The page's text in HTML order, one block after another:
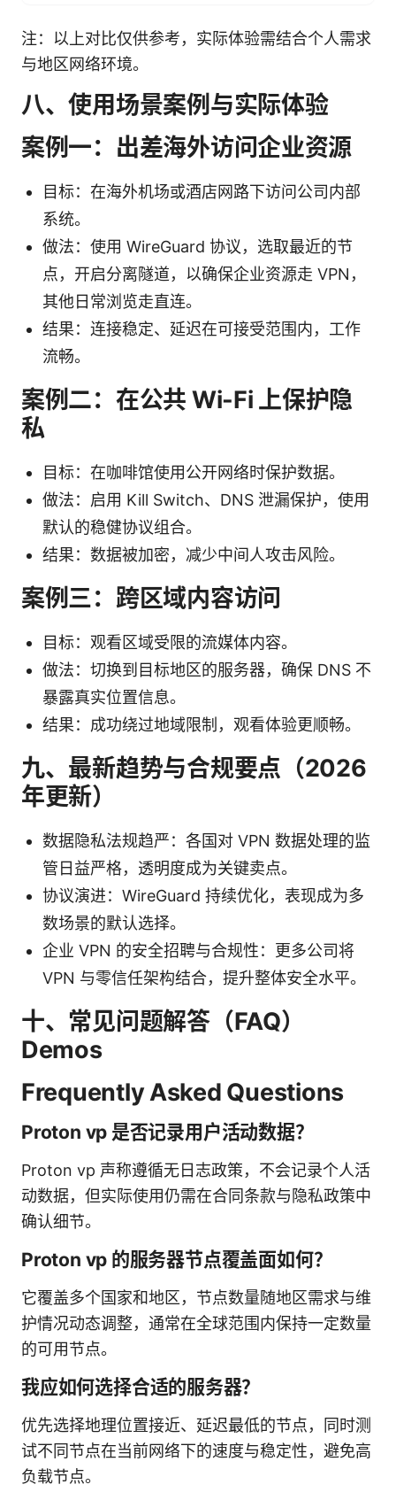
注：以上对比仅供参考，实际体验需结合个人需求
与地区网络环境。
八、使用场景案例与实际体验
案例一：出差海外访问企业资源
目标：在海外机场或酒店网路下访问公司内部
系统。
做法：使用 WireGuard 协议，选取最近的节
点，开启分离隧道，以确保企业资源走 VPN，
其他日常浏览走直连。
结果：连接稳定、延迟在可接受范围内，工作
流畅。
案例二：在公共 Wi-Fi 上保护隐
私
目标：在咖啡馆使用公开网络时保护数据。
做法：启用 Kill Switch、DNS 泄漏保护，使用
默认的稳健协议组合。
结果：数据被加密，减少中间人攻击风险。
案例三：跨区域内容访问
目标：观看区域受限的流媒体内容。
做法：切换到目标地区的服务器，确保 DNS 不
暴露真实位置信息。
结果：成功绕过地域限制，观看体验更顺畅。
九、最新趋势与合规要点（2026
年更新）
数据隐私法规趋严：各国对 VPN 数据处理的监
管日益严格，透明度成为关键卖点。
协议演进：WireGuard 持续优化，表现成为多
数场景的默认选择。
企业 VPN 的安全招聘与合规性：更多公司将
VPN 与零信任架构结合，提升整体安全水平。
十、常见问题解答（FAQ）
Demos
Frequently Asked Questions
Proton vp 是否记录用户活动数据？
Proton vp 声称遵循无日志政策，不会记录个人活
动数据，但实际使用仍需在合同条款与隐私政策中
确认细节。
Proton vp 的服务器节点覆盖面如何？
它覆盖多个国家和地区，节点数量随地区需求与维
护情况动态调整，通常在全球范围内保持一定数量
的可用节点。
我应如何选择合适的服务器？
优先选择地理位置接近、延迟最低的节点，同时测
试不同节点在当前网络下的速度与稳定性，避免高
负载节点。